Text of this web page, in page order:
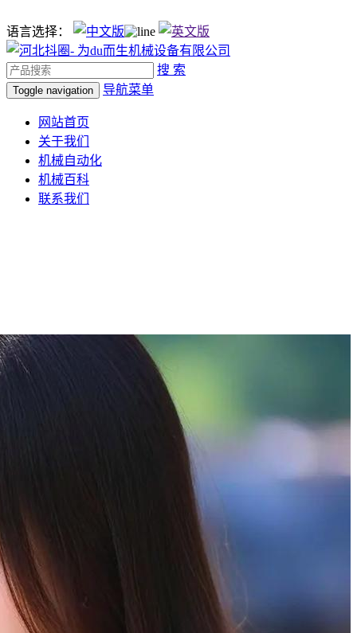
语言选择：
搜 索
Toggle navigation 导航菜单
网站首页
关于我们
机械自动化
机械百科
联系我们